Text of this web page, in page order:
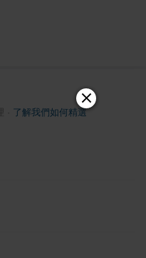
了解我們如何精選